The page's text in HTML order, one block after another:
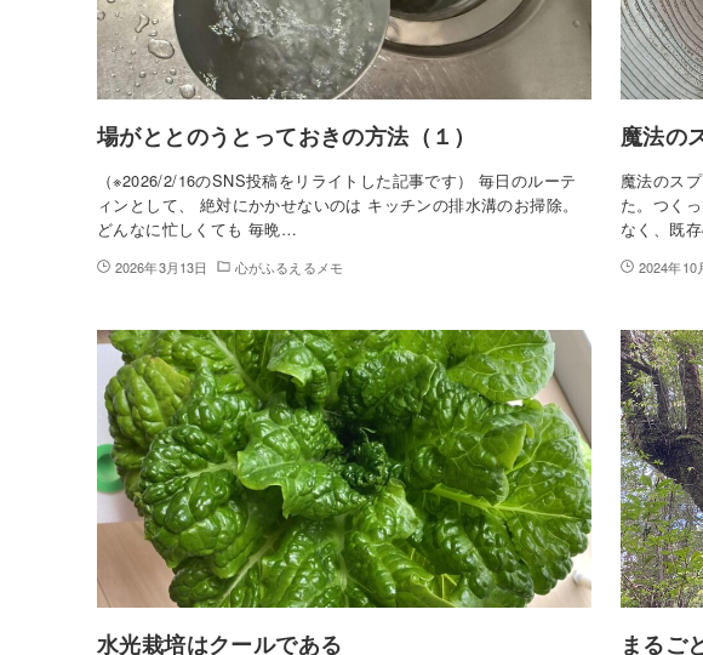
場がととのうとっておきの方法（１）
（※2026/2/16のSNS投稿をリライトした記事です） 毎日のルーテ
ィンとして、 絶対にかかせないのは キッチンの排水溝のお掃除。
どんなに忙しくても 毎晩…
2026年3月13日 心がふるえるメモ
魔法の
魔法のス
た。つく
なく、既
2024年10
水光栽培はクールである まるご